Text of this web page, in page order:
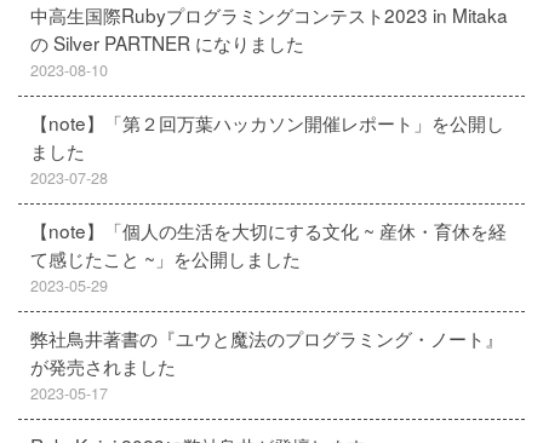
中高生国際Rubyプログラミングコンテスト2023 in Mitaka
の Silver PARTNER になりました
2023-08-10
【note】「第２回万葉ハッカソン開催レポート」を公開し
ました
2023-07-28
【note】「個人の生活を大切にする文化 ~ 産休・育休を経
て感じたこと ~」を公開しました
2023-05-29
弊社鳥井著書の『ユウと魔法のプログラミング・ノート』
が発売されました
2023-05-17